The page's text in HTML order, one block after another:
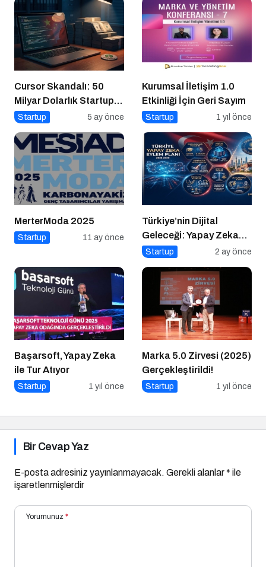
Cursor Skandalı: 50
Milyar Dolarlık Startup
Açık Kaynağı Gizleyince
Startup 5 ay önce
Kurumsal İletişim 1.0
Etkinliği İçin Geri Sayım
Startup 1 yıl önce
MerterModa 2025
Startup 11 ay önce
Türkiye’nin Dijital
Geleceği: Yapay Zeka
Çağında “BİLGE”
Startup 2 ay önce
Başarsoft, Yapay Zeka
ile Tur Atıyor
Startup 1 yıl önce
Marka 5.0 Zirvesi (2025)
Gerçekleştirildi!
Startup 1 yıl önce
Bir Cevap Yaz
E-posta adresiniz yayınlanmayacak. Gerekli alanlar* ile
işaretlenmişlerdir
Yorumunuz *